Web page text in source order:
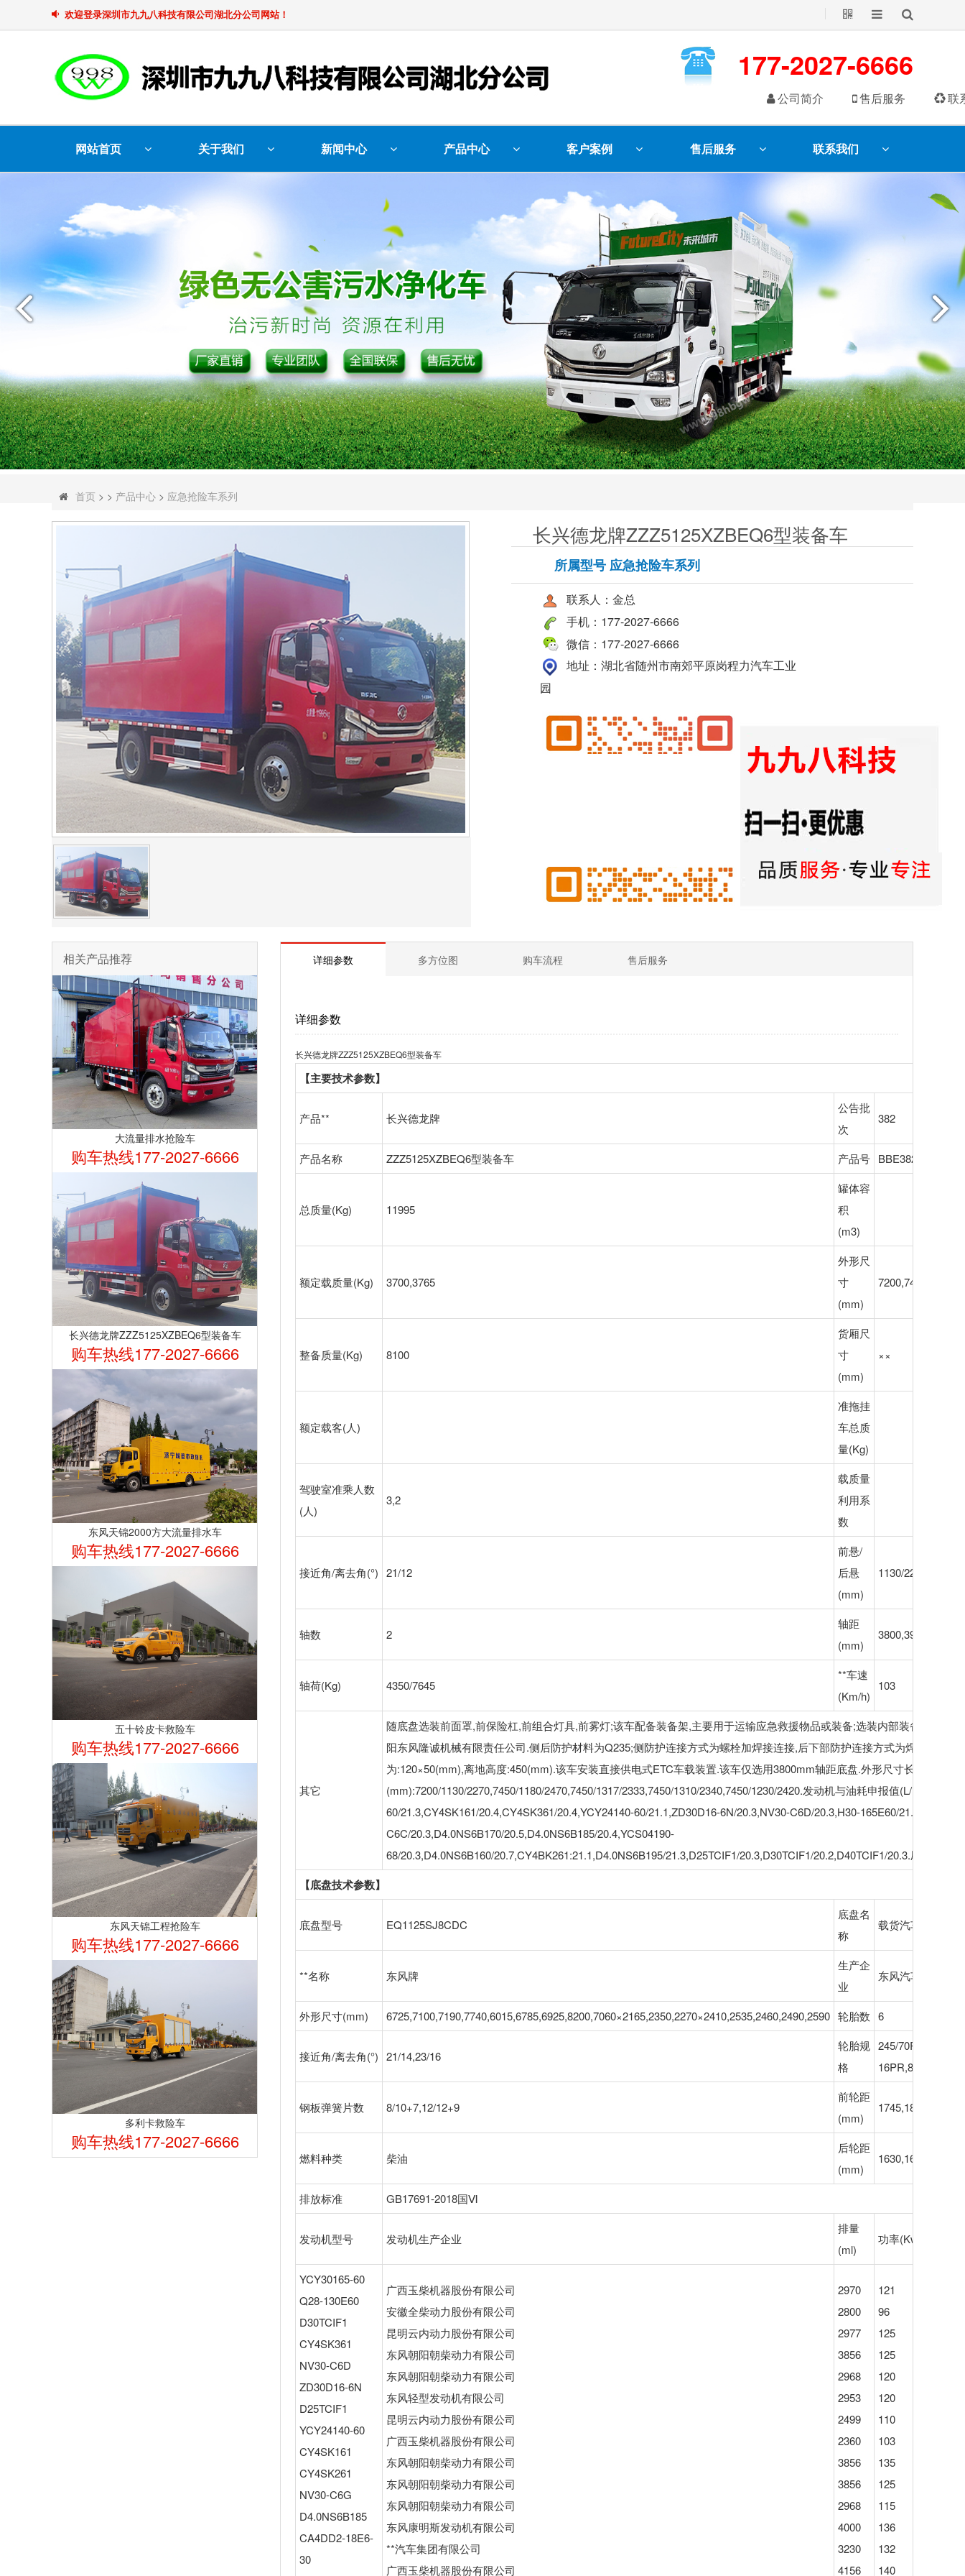
欢迎登录深圳市九九八科技有限公司湖北分公司网站！
公司简介 售后服务 联
177-2027-6666
网站首页 关于我们 新闻中心 产品中心 客户案例 售后服务 联系我们
首页 > > 产品中心 > 应急抢险车系列
长兴德龙牌ZZZ5125XZBEQ6型装备车
所属型号 应急抢险车系列
联系人：金总
手机：177-2027-6666
微信：177-2027-6666
地址：湖北省随州市南郊平原岗程力汽车工业
园
相关产品推荐
大流量排水抢险车
购车热线177-2027-6666
长兴德龙牌ZZZ5125XZBEQ6型装备车
购车热线177-2027-6666
东风天锦2000方大流量排水车
购车热线177-2027-6666
五十铃皮卡救险车
购车热线177-2027-6666
东风天锦工程抢险车
购车热线177-2027-6666
多利卡救险车
购车热线177-2027-6666
详细参数 多方位图 购车流程 售后服务
详细参数
长兴德龙牌ZZZ5125XZBEQ6型装备车
【主要技术参数】
产品** 长兴德龙牌
公告批
次
382
产品名称 ZZZ5125XZBEQ6型装备车 产品号 BBE382B6301
总质量(Kg) 11995
罐体容
积
(m3)
额定载质量(Kg) 3700,3765
外形尺
寸
(mm)
整备质量(Kg) 8100
货厢尺
寸
(mm)
××
额定载客(人)
准拖挂
车总质
量(Kg)
驾驶室准乘人数
(人)
3,2
载质量
利用系
数
接近角/离去角(°) 21/12
前悬/
后悬
(mm)
1130/2270,1180/
轴数 2
轴距
(mm)
轴荷(Kg) 4350/7645
**车速
(Km/h)
103
其它
随底盘选装前面罩,前保险杠,前组合灯具,前雾灯;该车配备装备架,主要用于运输应急救援物品或装备;选装内部装备布局
阳东风隆诚机械有限责任公司.侧后防护材料为Q235;侧防护连接方式为螺栓加焊接连接,后下部防护连接方式为焊接连接.
为:120×50(mm),离地高度:450(mm).该车安装直接供电式ETC车载装置.该车仅选用3800mm轴距底盘.外形尺寸长/前后悬的
(mm):7200/1130/2270,7450/1180/2470,7450/1317/2333,7450/1310/2340,7450/1230/2420.发动机与油耗申报值(L/100km)
60/21.3,CY4SK161/20.4,CY4SK361/20.4,YCY24140-60/21.1,ZD30D16-6N/20.3,NV30-C6D/20.3,H30-165E60/
C6C/20.3,D4.0NS6B170/20.5,D4.0NS6B185/20.4,YCS04190-
68/20.3,D4.0NS6B160/20.7,CY4BK261:21.1,D4.0NS6B195/21.3,D25TCIF1/20.3,D30TCIF1/20.2,D40TCIF1/20.3.厢体顶部
【底盘技术参数】
底盘型号 EQ1125SJ8CDC
底盘名
称
载货汽车底盘（
**名称 东风牌
生产企
业
东风汽车股份有
外形尺寸(mm) 6725,7100,7190,7740,6015,6785,6925,8200,7060×2165,2350,2270×2410,2535,2460,2490,2590 轮胎数 6
接近角/离去角(°) 21/14,23/16
轮胎规
格
245/
16PR,8.25R20
钢板弹簧片数 8/10+7,12/12+9
前轮距
(mm)
燃料种类 柴油
后轮距
(mm)
排放标准 GB17691-2018国Ⅵ
发动机型号 发动机生产企业
排量
(ml)
功率(Kw)
YCY30165-60
Q28-130E60
D30TCIF1
CY4SK361
NV30-C6D
ZD30D16-6N
D25TCIF1
YCY24140-60
CY4SK161
CY4SK261
NV30-C6G
D4.0NS6B185
CA4DD2-18E6-
30
广西玉柴机器股份有限公司
安徽全柴动力股份有限公司
昆明云内动力股份有限公司
东风朝阳朝柴动力有限公司
东风朝阳朝柴动力有限公司
东风轻型发动机有限公司
昆明云内动力股份有限公司
广西玉柴机器股份有限公司
东风朝阳朝柴动力有限公司
东风朝阳朝柴动力有限公司
东风朝阳朝柴动力有限公司
东风康明斯发动机有限公司
**汽车集团有限公司
广西玉柴机器股份有限公司
2970
2800
2977
3856
2968
2953
2499
2360
3856
3856
2968
4000
3230
4156
121
96
125
125
120
120
110
103
135
125
115
136
132
140